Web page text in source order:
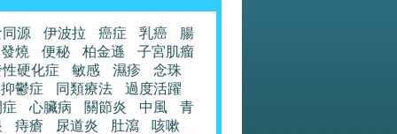
源 伊波拉 癌症 乳癌
腸
發燒
便秘 柏金遜
子宮肌瘤
硬化症
敏感 濕疹
念珠
抑鬱症
同類療法
過度活躍
心臟病 關節炎 中風
青
痔瘡 尿道炎 肚瀉
咳嗽